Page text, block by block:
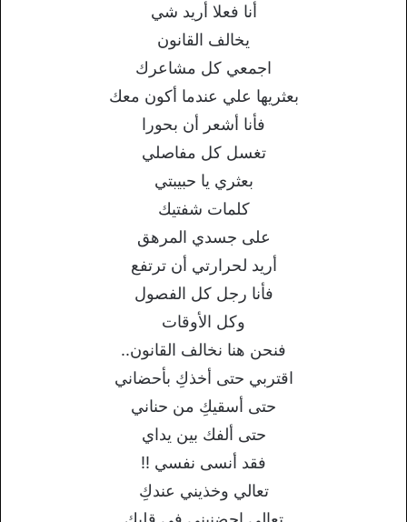
أنا فعلا أريد شي
يخالف القانون
اجمعي كل مشاعرك
بعثريها علي عندما أكون معك
فأنا أشعر أن بحورا
تغسل كل مفاصلي
بعثري يا حبيبتي
كلمات شفتيك
على جسدي المرهق
أريد لحرارتي أن ترتفع
فأنا رجل كل الفصول
وكل الأوقات
فنحن هنا نخالف القانون..
اقتربي حتى أخذكِ بأحضاني
حتى أسقيكِ من حناني
حتى ألفك بين يداي
فقد أنسى نفسي !!
تعالي وخذيني عندكِ